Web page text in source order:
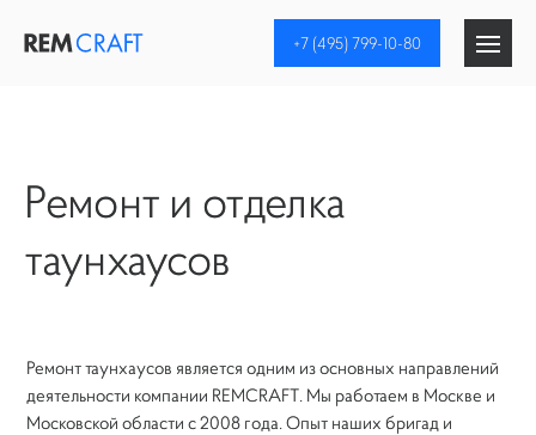
+7 (495) 799-10-80
Отделка коттеджей
Стоимость
Ремонт коттеджей
Ремонт и отделка
таунхаусов
Ремонт таунхаусов является одним из основных направлений
деятельности компании REMCRAFT. Мы работаем в Москве и
Московской области с 2008 года. Опыт наших бригад и